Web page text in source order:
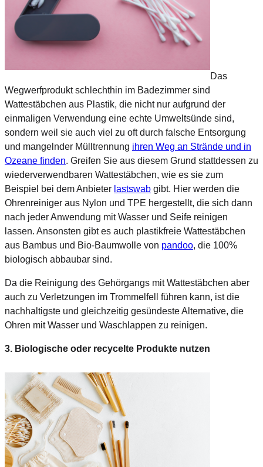
Das
Wegwerfprodukt schlechthin im Badezimmer sind
Wattestäbchen aus Plastik, die nicht nur aufgrund der
einmaligen Verwendung eine echte Umweltsünde sind,
sondern weil sie auch viel zu oft durch falsche Entsorgung
und mangelnder Mülltrennung ihren Weg an Strände und in
Ozeane finden. Greifen Sie aus diesem Grund stattdessen zu
wiederverwendbaren Wattestäbchen, wie es sie zum
Beispiel bei dem Anbieter lastswab gibt. Hier werden die
Ohrenreiniger aus Nylon und TPE hergestellt, die sich dann
nach jeder Anwendung mit Wasser und Seife reinigen
lassen. Ansonsten gibt es auch plastikfreie Wattestäbchen
aus Bambus und Bio-Baumwolle von pandoo, die 100%
biologisch abbaubar sind.
Da die Reinigung des Gehörgangs mit Wattestäbchen aber
auch zu Verletzungen im Trommelfell führen kann, ist die
nachhaltigste und gleichzeitig gesündeste Alternative, die
Ohren mit Wasser und Waschlappen zu reinigen.
3. Biologische oder recycelte Produkte nutzen